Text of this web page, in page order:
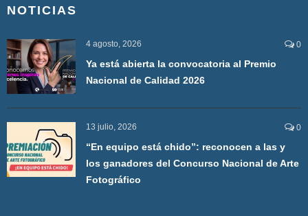
NOTICIAS
4 agosto, 2026 0
Ya está abierta la convocatoria al Premio
Nacional de Calidad 2026
13 julio, 2026 0
“En equipo está chido”: reconocen a las y
los ganadores del Concurso Nacional de Arte
Fotográfico